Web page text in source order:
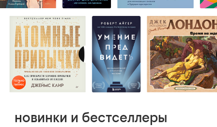
новинки и бестселлеры